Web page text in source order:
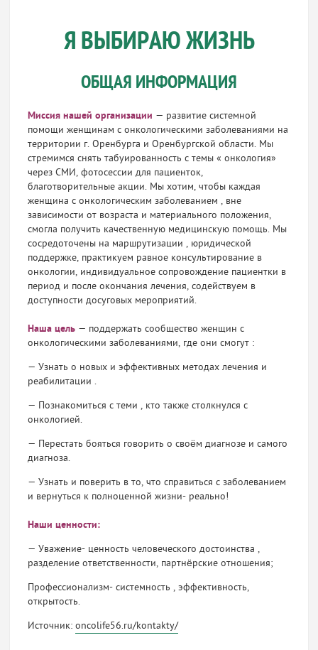
Я ВЫБИРАЮ ЖИЗНЬ
ОБЩАЯ ИНФОРМАЦИЯ
Миссия нашей организации — развитие системной
помощи женщинам с онкологическими заболеваниями на
территории г. Оренбурга и Оренбургской области. Мы
стремимся снять табуированность с темы « онкология»
через СМИ, фотосессии для пациенток,
благотворительные акции. Мы хотим, чтобы каждая
женщина с онкологическим заболеванием , вне
зависимости от возраста и материального положения,
смогла получить качественную медицинскую помощь. Мы
сосредоточены на маршрутизации , юридической
поддержке, практикуем равное консультирование в
онкологии, индивидуальное сопровождение пациентки в
период и после окончания лечения, содействуем в
доступности досуговых мероприятий.
Наша цель — поддержать сообщество женщин с
онкологическими заболеваниями, где они смогут :
— Узнать о новых и эффективных методах лечения и
реабилитации .
— Познакомиться с теми , кто также столкнулся с
онкологией.
— Перестать бояться говорить о своём диагнозе и самого
диагноза.
— Узнать и поверить в то, что справиться с заболеванием
и вернуться к полноценной жизни- реально!
Наши ценности:
— Уважение- ценность человеческого достоинства ,
разделение ответственности, партнёрские отношения;
Профессионализм- системность , эффективность,
открытость.
Источник:oncolife56.ru/kontakty/